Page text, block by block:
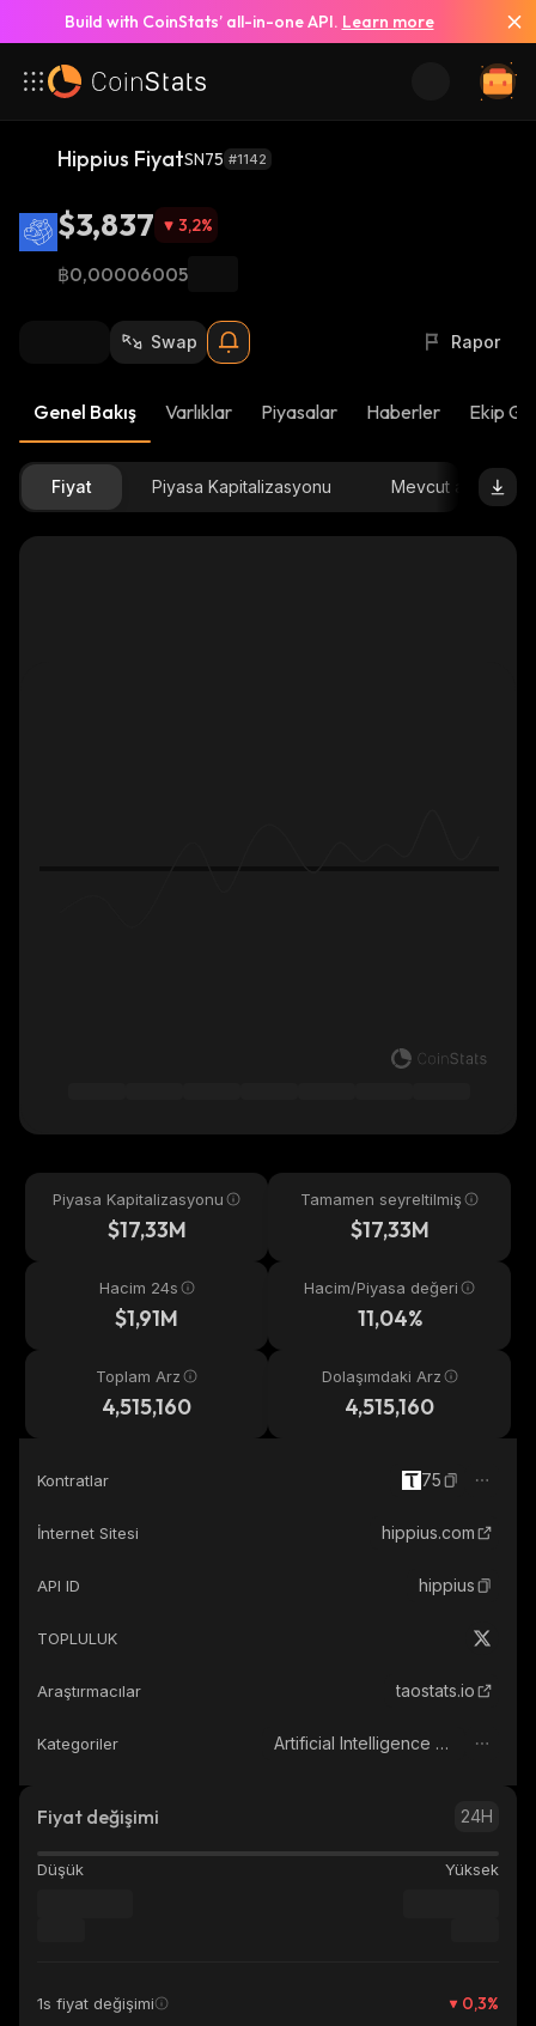
Build with CoinStats’ all-in-one API. Learn more
Hippius FiyatSN75 #1142
$3,837 3,2%
฿0,00006005
Swap Rapor
Genel Bakış Varlıklar Piyasalar Haberler Ekip
Fiyat Piyasa Kapitalizasyonu Mevcut arz
Piyasa Kapitalizasyonu
$17,33M
Tamamen seyreltilmiş
$17,33M
Hacim 24s
$1,91M
Hacim/Piyasa değeri
11,04%
Toplam Arz
4,515,160
Dolaşımdaki Arz
4,515,160
Kontratlar 75
İnternet Sitesi hippius.com
API ID hippius
TOPLULUK
Araştırmacılar taostats.io
Kategoriler Artificial Intelligence (AI)
Fiyat değişimi 24H
Düşük Yüksek
1s fiyat değişimi 0,3%